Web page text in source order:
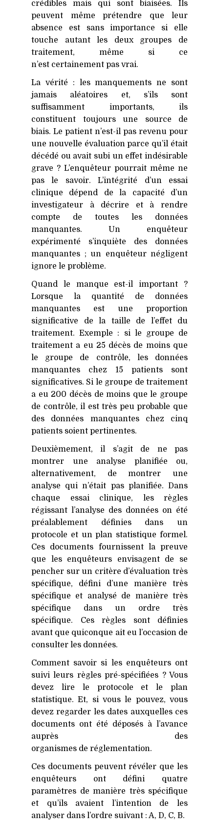
crédibles mais qui sont biaisées. Ils
peuvent même prétendre que leur
absence est sans importance si elle
touche autant les deux groupes de
traitement, même si ce
n’est certainement pas vrai.
La vérité : les manquements ne sont
jamais aléatoires et, s’ils sont
suffisamment importants, ils
constituent toujours une source de
biais. Le patient n’est-il pas revenu pour
une nouvelle évaluation parce qu’il était
décédé ou avait subi un effet indésirable
grave ? L’enquêteur pourrait même ne
pas le savoir. L’intégrité d’un essai
clinique dépend de la capacité d’un
investigateur à décrire et à rendre
compte de toutes les données
manquantes. Un enquêteur
expérimenté s’inquiète des données
manquantes ; un enquêteur négligent
ignore le problème.
Quand le manque est-il important ?
Lorsque la quantité de données
manquantes est une proportion
significative de la taille de l’effet du
traitement. Exemple : si le groupe de
traitement a eu 25 décès de moins que
le groupe de contrôle, les données
manquantes chez 15 patients sont
significatives. Si le groupe de traitement
a eu 200 décès de moins que le groupe
de contrôle, il est très peu probable que
des données manquantes chez cinq
patients soient pertinentes.
Deuxièmement, il s’agit de ne pas
montrer une analyse planifiée ou,
alternativement, de montrer une
analyse qui n’était pas planifiée. Dans
chaque essai clinique, les règles
régissant l’analyse des données on été
préalablement définies dans un
protocole et un plan statistique formel.
Ces documents fournissent la preuve
que les enquêteurs envisagent de se
pencher sur un critère d’évaluation très
spécifique, défini d’une manière très
spécifique et analysé de manière très
spécifique dans un ordre très
spécifique. Ces règles sont définies
avant que quiconque ait eu l’occasion de
consulter les données.
Comment savoir si les enquêteurs ont
suivi leurs règles pré-spécifiées ? Vous
devez lire le protocole et le plan
statistique. Et, si vous le pouvez, vous
devez regarder les dates auxquelles ces
documents ont été déposés à l’avance
auprès des
organismes de réglementation.
Ces documents peuvent révéler que les
enquêteurs ont défini quatre
paramètres de manière très spécifique
et qu’ils avaient l’intention de les
analyser dans l’ordre suivant : A, D, C, B.